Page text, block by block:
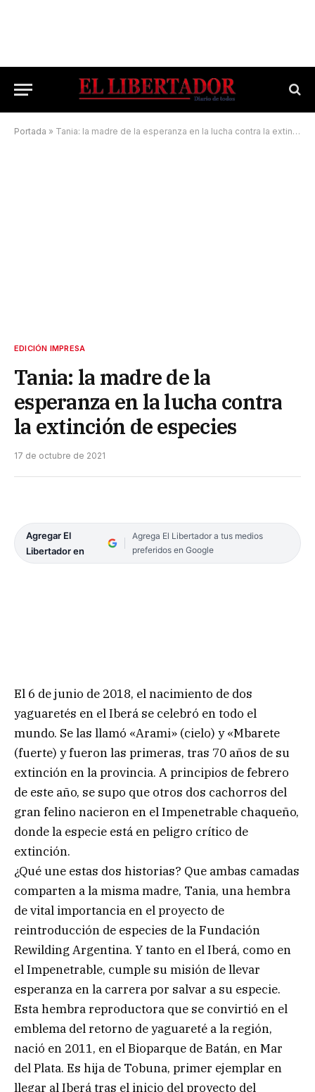
Portada » Tania: la madre de la esperanza en la lucha contra la extinción de especies
EDICIÓN IMPRESA
Tania: la madre de la
esperanza en la lucha contra
la extinción de especies
17 de octubre de 2021
Agregar El
Libertador en
Agrega El Libertador a tus medios
preferidos en Google
El 6 de junio de 2018, el nacimiento de dos
yaguaretés en el Iberá se celebró en todo el
mundo. Se las llamó «Arami» (cielo) y «Mbarete
(fuerte) y fueron las primeras, tras 70 años de su
extinción en la provincia. A principios de febrero
de este año, se supo que otros dos cachorros del
gran felino nacieron en el Impenetrable chaqueño,
donde la especie está en peligro crítico de
extinción.
¿Qué une estas dos historias? Que ambas camadas
comparten a la misma madre, Tania, una hembra
de vital importancia en el proyecto de
reintroducción de especies de la Fundación
Rewilding Argentina. Y tanto en el Iberá, como en
el Impenetrable, cumple su misión de llevar
esperanza en la carrera por salvar a su especie.
Esta hembra reproductora que se convirtió en el
emblema del retorno de yaguareté a la región,
nació en 2011, en el Bioparque de Batán, en Mar
del Plata. Es hija de Tobuna, primer ejemplar en
llegar al Iberá tras el inicio del proyecto del